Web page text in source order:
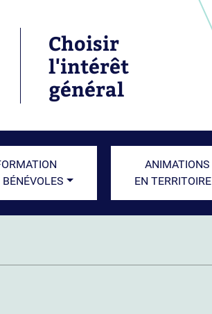
Choisir
l'intérêt
général
BÉNÉVOLES
ANIMATIONS
EN TERRITOIRE